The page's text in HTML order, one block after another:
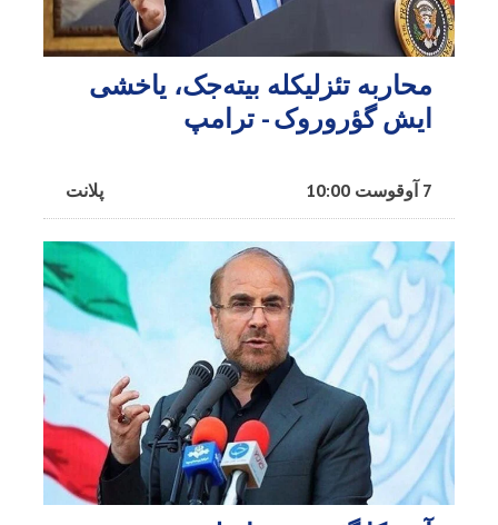
محاربه تئزلیکله بیته‌جک، یاخشی
ایش گؤروروک - ترامپ
پلانت 7 آوقوست 10:00